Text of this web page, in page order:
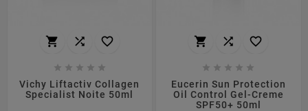
  
    
Vichy Liftactiv Collagen
Specialist Noite 50ml
  
    
Eucerin Sun Protection
Oil Control Gel-Creme
SPF50+ 50ml